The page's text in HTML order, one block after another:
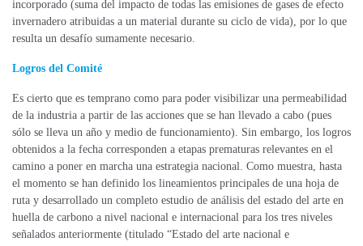
incorporado (suma del impacto de todas las emisiones de gases de efecto
invernadero atribuidas a un material durante su ciclo de vida), por lo que
resulta un desafío sumamente necesario.
Logros del Comité
Es cierto que es temprano como para poder visibilizar una permeabilidad
de la industria a partir de las acciones que se han llevado a cabo (pues
sólo se lleva un año y medio de funcionamiento). Sin embargo, los logros
obtenidos a la fecha corresponden a etapas prematuras relevantes en el
camino a poner en marcha una estrategia nacional. Como muestra, hasta
el momento se han definido los lineamientos principales de una hoja de
ruta y desarrollado un completo estudio de análisis del estado del arte en
huella de carbono a nivel nacional e internacional para los tres niveles
señalados anteriormente (titulado “Estado del arte nacional e